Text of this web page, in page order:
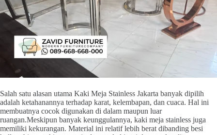
Salah satu alasan utama Kaki Meja Stainless Jakarta banyak dipilih
adalah ketahanannya terhadap karat, kelembapan, dan cuaca. Hal ini
membuatnya cocok digunakan di dalam maupun luar
ruangan.Meskipun banyak keunggulannya, kaki meja stainless juga
memiliki kekurangan. Material ini relatif lebih berat dibanding besi